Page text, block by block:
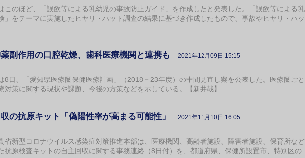
このほど、「誤飲等による乳幼児の事故防止ガイド」を作成したと発表した。「誤飲等による乳
」をテーマに実施したヒヤリ・ハット調査の結果に基づき作成したもので、事故やヒヤリ・ハッ
副作用の口腔乾燥、歯科医療機関と連携も 2021年12月09日 15:15
8日、「愛知県医療圏保健医療計画」（2018－23年度）の中間見直し案を公表した。医療圏ごと
対策に関する現状や課題、今後の方策などを示している。【新井哉】
の抗原キット「偽陽性率が高まる可能性」 2021年11月10日 16:05
省新型コロナウイルス感染症対策推進本部は、医療機関、高齢者施設、障害者施設、保育所など
抗原検査キットの自主回収に関する事務連絡（8日付）を、都道府県、保健所設置市、特別区の